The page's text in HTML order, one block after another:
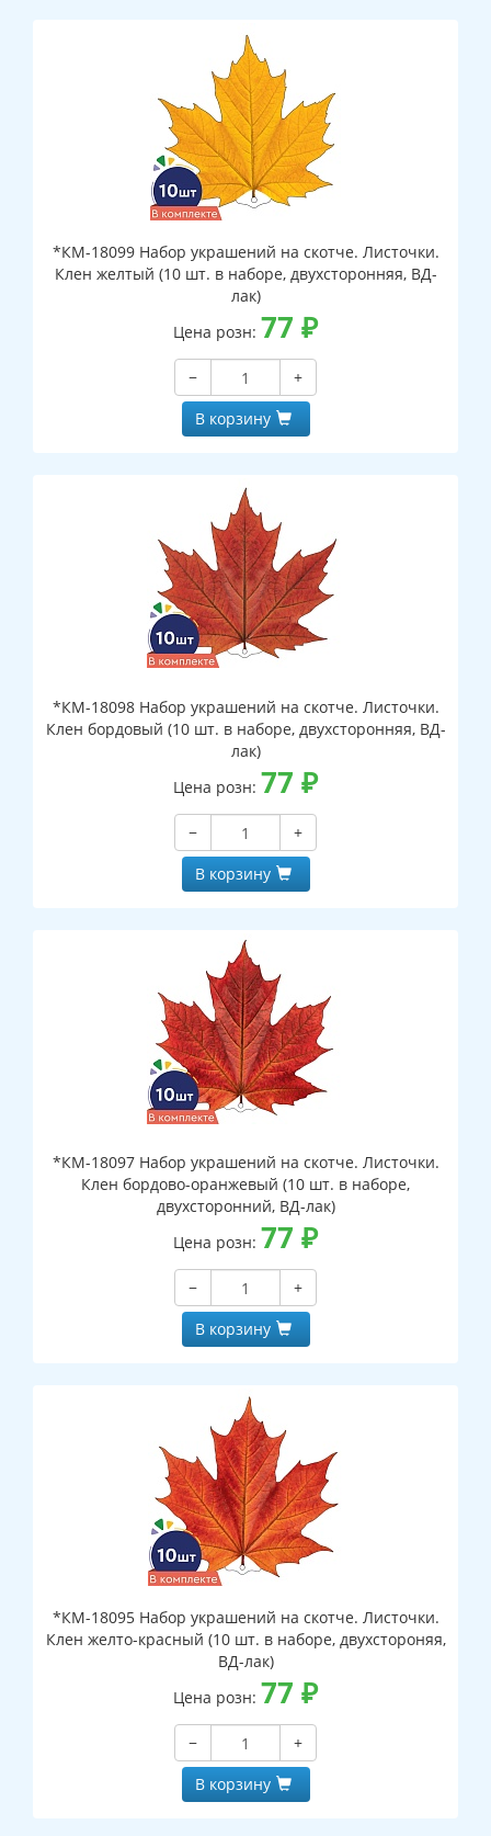
*КМ-18099 Набор украшений на скотче. Листочки.
Клен желтый (10 шт. в наборе, двухсторонняя, ВД-
лак)
Цена розн: 77 ₽
−
+
В корзину
*КМ-18098 Набор украшений на скотче. Листочки.
Клен бордовый (10 шт. в наборе, двухсторонняя, ВД-
лак)
Цена розн: 77 ₽
−
+
В корзину
*КМ-18097 Набор украшений на скотче. Листочки.
Клен бордово-оранжевый (10 шт. в наборе,
двухсторонний, ВД-лак)
Цена розн: 77 ₽
−
+
В корзину
*КМ-18095 Набор украшений на скотче. Листочки.
Клен желто-красный (10 шт. в наборе, двухстороняя,
ВД-лак)
Цена розн: 77 ₽
−
+
В корзину